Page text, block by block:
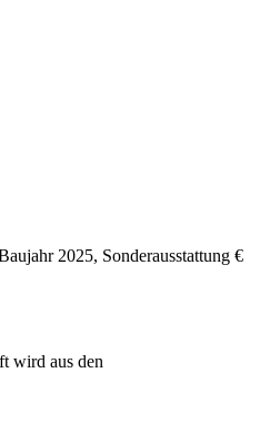
2025, Sonderausstattung €
wird aus den